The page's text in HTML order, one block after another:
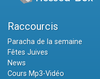
Raccourcis
Paracha de la semaine
Fêtes Juives
News
Cours Mp3-Vidéo